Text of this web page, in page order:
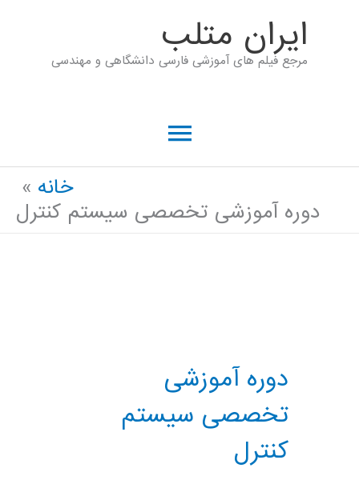
ايران متلب
مرجع فیلم های آموزشی فارسی دانشگاهی و مهندسی
فهرست
خانه
دوره آموزشی تخصصی سیستم کنترل
دوره آموزشی
تخصصی سیستم
کنترل